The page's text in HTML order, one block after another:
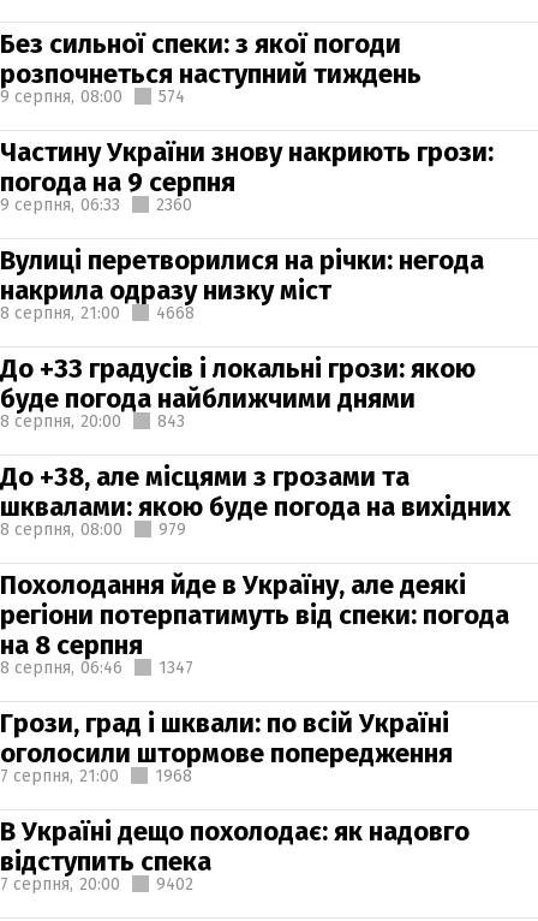
Без сильної спеки: з якої погоди
розпочнеться наступний тиждень
9 серпня, 08:00 574
Частину України знову накриють грози:
погода на 9 серпня
9 серпня, 06:33 2360
Вулиці перетворилися на річки: негода
накрила одразу низку міст
8 серпня, 21:00 4668
До +33 градусів і локальні грози: якою
буде погода найближчими днями
8 серпня, 20:00 843
До +38, але місцями з грозами та
шквалами: якою буде погода на вихідних
8 серпня, 08:00 979
Похолодання йде в Україну, але деякі
регіони потерпатимуть від спеки: погода
на 8 серпня
8 серпня, 06:46 1347
Грози, град і шквали: по всій Україні
оголосили штормове попередження
7 серпня, 21:00 1968
В Україні дещо похолодає: як надовго
відступить спека
7 серпня, 20:00 9402